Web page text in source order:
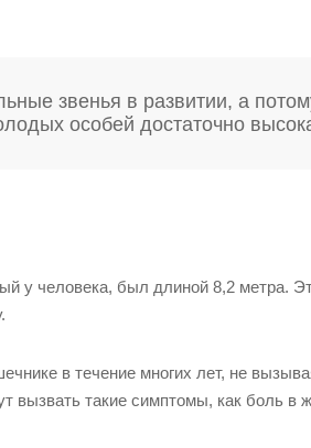
звенья в развитии, а
особей достаточно
у человека, был длиной 8,2 метра.
в течение многих лет, не
вызвать такие симптомы, как боль в